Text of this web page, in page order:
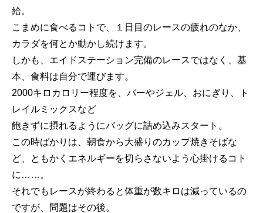
給。
こまめに食べるコトで、１日目のレースの疲れのなか、
カラダを何とか動かし続けます。
しかも、エイドステーション完備のレースではなく、基
本、食料は自分で運びます。
2000キロカロリー程度を、バーやジェル、おにぎり、ト
レイルミックスなど
飽きずに摂れるようにバッグに詰め込みスタート。
この時ばかりは、朝食から大盛りのカップ焼きそばな
ど、ともかくエネルギーを切らさないよう心掛けるコト
に……。
それでもレースが終わると体重が数キロは減っているの
ですが、問題はその後。